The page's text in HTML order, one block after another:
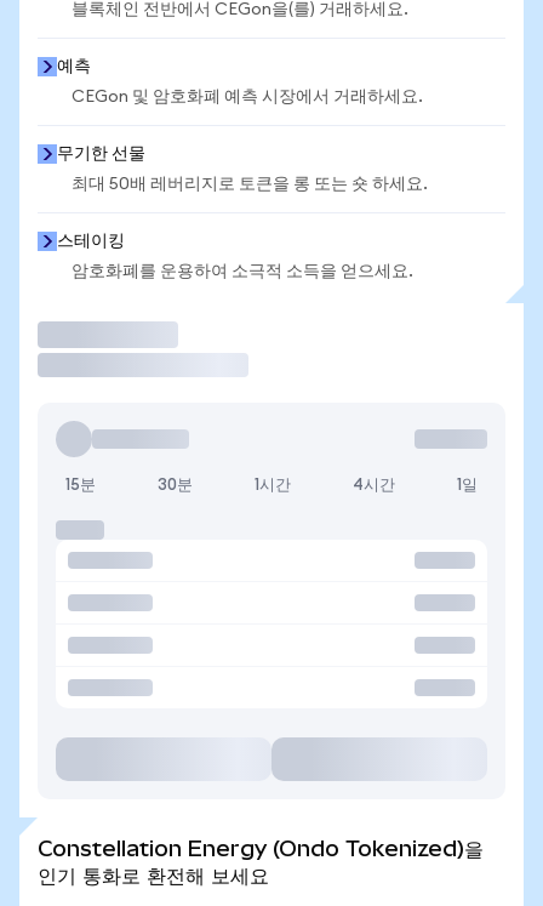
블록체인 전반에서 CEGon을(를) 거래하세요.
예측
CEGon 및 암호화폐 예측 시장에서 거래하세요.
무기한 선물
최대 50배 레버리지로 토큰을 롱 또는 숏 하세요.
스테이킹
암호화폐를 운용하여 소극적 소득을 얻으세요.
15분 30분 1시간 4시간 1일
Constellation Energy (Ondo Tokenized)을
인기 통화로 환전해 보세요